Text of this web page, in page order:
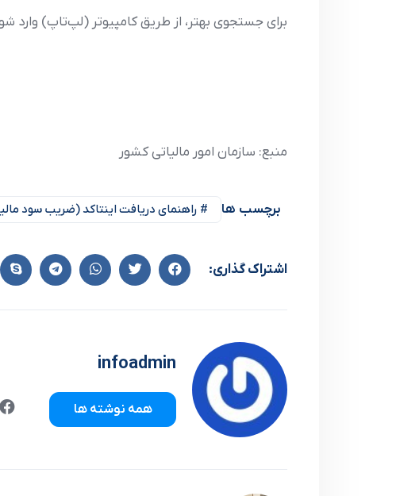
برای جستجوی بهتر، از طریق کامپیوتر (لپ‌تاپ) وارد
منبع: سازمان امور مالیاتی کشور
برچسب ها # راهنمای دریافت اینتاکد (ضریب سود
اشتراک گذاری:
infoadmin
همه نوشته ها